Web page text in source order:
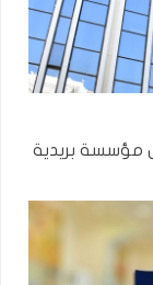
مؤسسة بريدية